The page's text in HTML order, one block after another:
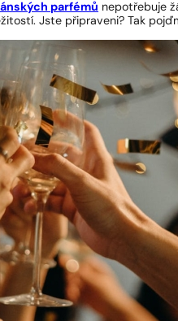
parfémů nepotřebuje
Jste připraveni? Tak